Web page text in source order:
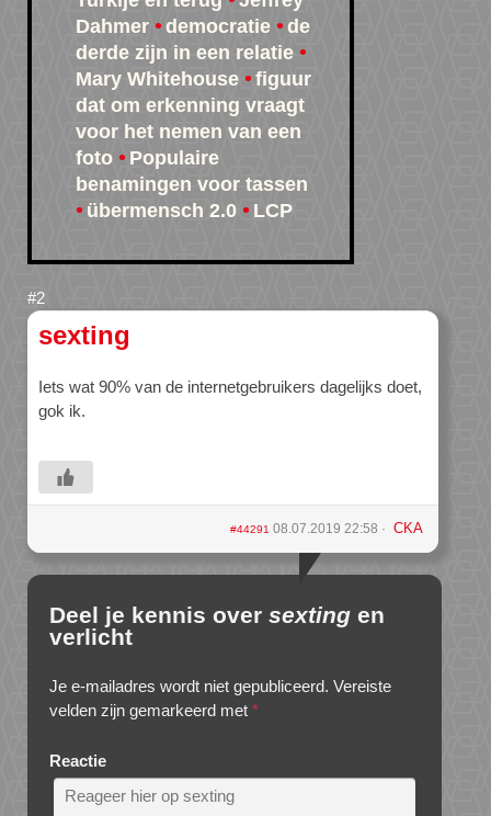
Dahmer
democratie
de
derde zijn in een relatie
Mary Whitehouse
figuur
dat om erkenning vraagt
voor het nemen van een
foto
Populaire
benamingen voor tassen
übermensch 2.0
LCP
sexting
Iets wat 90% van de internetgebruikers dagelijks doet,
gok ik.
#4429108.07.2019 22:58 CKA
Deel je kennis over sexting en
verlicht
Je e-mailadres wordt niet gepubliceerd. Vereiste
velden zijn gemarkeerd met *
Reactie